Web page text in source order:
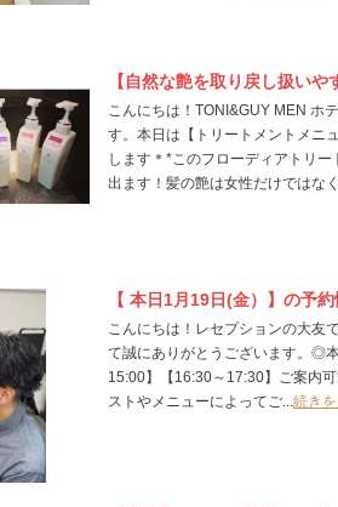
【自然な艶を取り戻し扱い
こんにちは！TONI&GUY MEN ホ
す。本日は【トリートメントメニ
します＊*このフローディアトリ
出ます！髪の艶は女性だけではな
【 本日1月19日(金）】の予
こんにちは！レセプションの大友
て誠にありがとうございます。◎
15:00】【16:30～17:30】ご案内
ストやメニューによってご...続き